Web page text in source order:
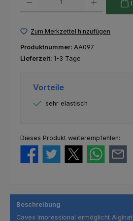
Zum Merkzettel hinzufügen
Produktnummer: AA097
Lieferzeit: 1-3 Tage
Vorteile
sehr elastisch
Dieses Produkt weiterempfehlen:
Beschreibung
Cavex Impressional ermöglicht